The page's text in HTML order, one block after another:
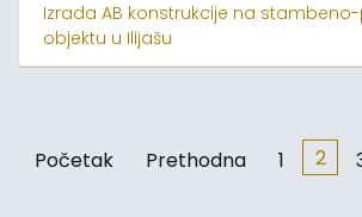
Izrada AB konstrukcije na
objektu u Ilijašu
Početak Prethodna 1 2